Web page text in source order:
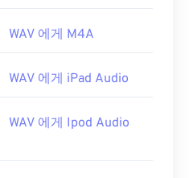
WAV 에게 M4A
WAV 에게 iPad Audio
WAV 에게 Ipod Audio